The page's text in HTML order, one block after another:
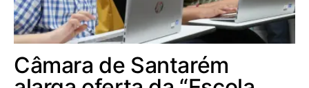
Câmara de Santarém